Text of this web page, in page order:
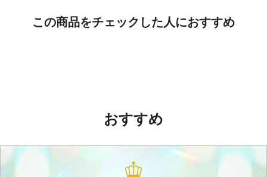
この商品をチェックした人におすすめ
おすすめ